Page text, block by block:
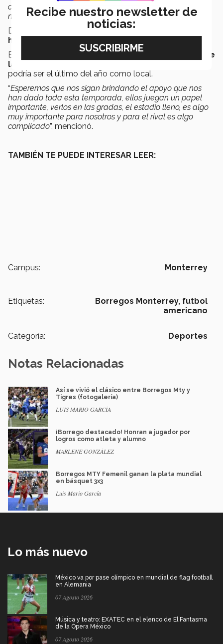
como quiera tenemos al novato Fer Sarabia, espero que
nos pueda apoyar en lo que pueda entrar él”, comentó.
Durante la temporada ambos mariscales de campo
han jugado con regularidad
El mariscal de campo también apuntó que
el apoyo de
la afición será fundamental
podría ser el último del año como local.
“Esperemos que nos sigan brindando el apoyo que nos
han dado toda esta temporada, ellos juegan un papel
importante, verlos en las gradas, el estadio lleno, es algo
muy importante para nosotros y para el rival es algo
complicado”, mencionó.
TAMBIÉN TE PUEDE INTERESAR LEER:
Campus: Monterrey
Etiquetas: Borregos Monterrey, futbol
americano
Categoría: Deportes
Notas Relacionadas
Así se vivió el clásico entre Borregos Mty y
Tigres (fotogalería)
LUIS MARIO GARCÍA
¡Borrego destacado! Honran a jugador por
logros como atleta y alumno
MARLENE GONZÁLEZ
Borregos MTY Femenil ganan la plata mundial
en básquet 3x3
Luis Mario García
Lo más nuevo
México va por pase olímpico en mundial de flag football
en Alemania
07 Agosto 2026
Música y teatro: EXATEC en el elenco de El Fantasma
de la Ópera México
07 Agosto 2026
Recibe nuestro newsletter de
noticias: